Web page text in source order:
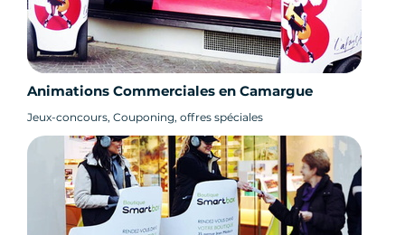
Animations Commerciales en Camargue
Jeux-concours, Couponing, offres spéciales